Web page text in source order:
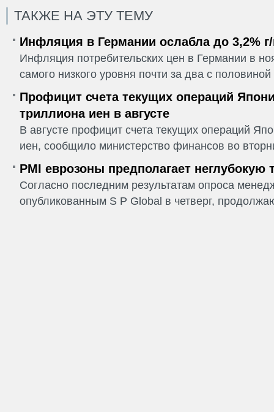
ТАКЖЕ НА ЭТУ ТЕМУ
Инфляция в Германии ослабла до 3,2%
Инфляция потребительских цен в Германии в
самого низкого уровня почти за два с половиной
Профицит счета текущих операций
триллиона иен в августе
В августе профицит счета текущих операций
иен, сообщило министерство финансов во
PMI еврозоны предполагает неглубокую
Согласно последним результатам опроса
опубликованным S P Global в четверг,